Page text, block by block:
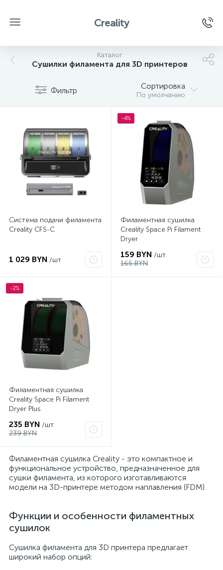
Creality
Каталог
Сушилки филамента для 3D принтеров
Фильтр Сортировка
По умолчанию
Система подачи филамента
Creality CFS-C
1 029 BYN /шт
-4%
Филаментная сушилка
Creality Space Pi Filament
Dryer
159 BYN /шт
165 BYN
-2%
Филаментная сушилка
Creality Space Pi Filament
Dryer Plus
235 BYN /шт
239 BYN
Филаментная сушилка Creality - это компактное и
функциональное устройство, предназначенное для
сушки филамента, из которого изготавливаются
модели на 3D-принтере методом наплавления (FDM).
Функции и особенности филаментных
сушилок
Сушилка филамента для 3D принтера предлагает
широкий набор опций: